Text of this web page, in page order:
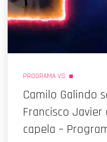
PROGRAMA VS
Camilo Galindo
Francisco
capela –